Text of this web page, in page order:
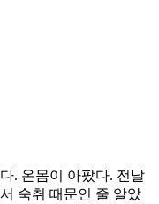
. 온몸이 아팠다. 전날
숙취 때문인 줄 알았